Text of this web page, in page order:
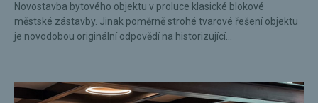
Novostavba bytového objektu v proluce klasické blokové
městské zástavby. Jinak poměrně strohé tvarové řešení objektu
je novodobou originální odpovědí na historizující...